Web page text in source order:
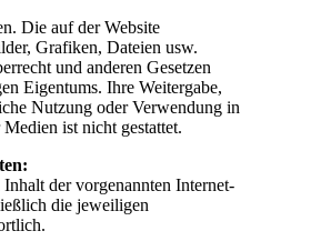
Die auf der Website
Grafiken, Dateien usw.
und anderen Gesetzen
Eigentums. Ihre Weitergabe,
Nutzung oder Verwendung in
ist nicht gestattet.
der vorgenannten Internet-
die jeweiligen